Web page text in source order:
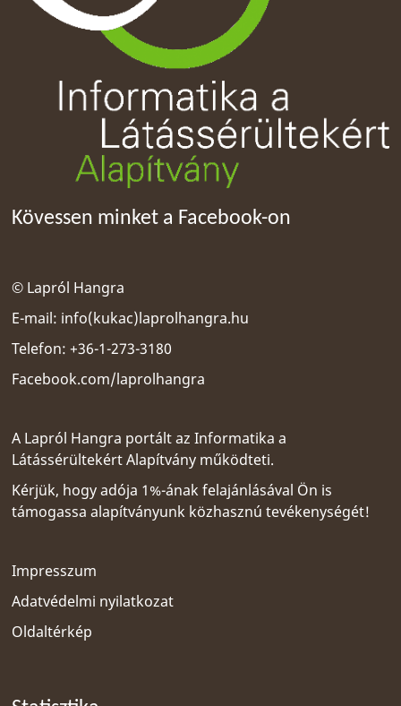
Kövessen minket a Facebook-on
© Lapról Hangra
E-mail: info(kukac)laprolhangra.hu
Telefon: +36-1-273-3180
Facebook.com/laprolhangra
A Lapról Hangra portált azInformatika a
Látássérültekért Alapítvány működteti.
Kérjük, hogy adója 1%-ának felajánlásával Ön is
támogassa alapítványunk közhasznú tevékenységét!
Impresszum
Adatvédelmi nyilatkozat
Oldaltérkép